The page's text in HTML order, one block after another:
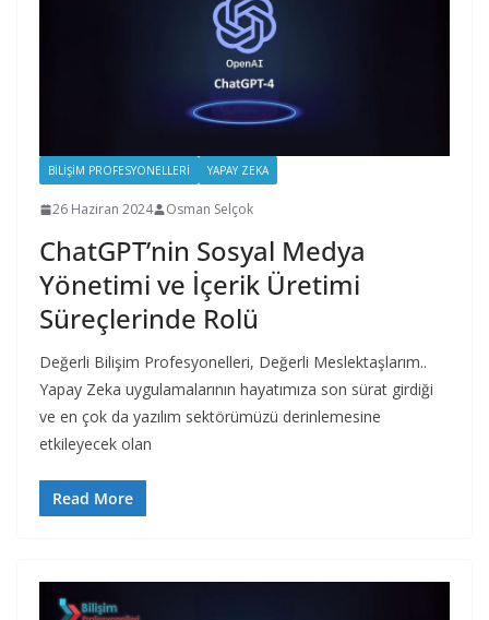
BILIŞIM PROFESYONELLERI YAPAY ZEKA
26 Haziran 2024 Osman Selçok
ChatGPT’nin Sosyal Medya
Yönetimi ve İçerik Üretimi
Süreçlerinde Rolü
Değerli Bilişim Profesyonelleri, Değerli Meslektaşlarım..
Yapay Zeka uygulamalarının hayatımıza son sürat girdiği
ve en çok da yazılım sektörümüzü derinlemesine
etkileyecek olan
Read More